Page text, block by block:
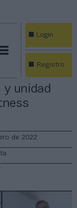
Login
Registro
y unidad
de 2022